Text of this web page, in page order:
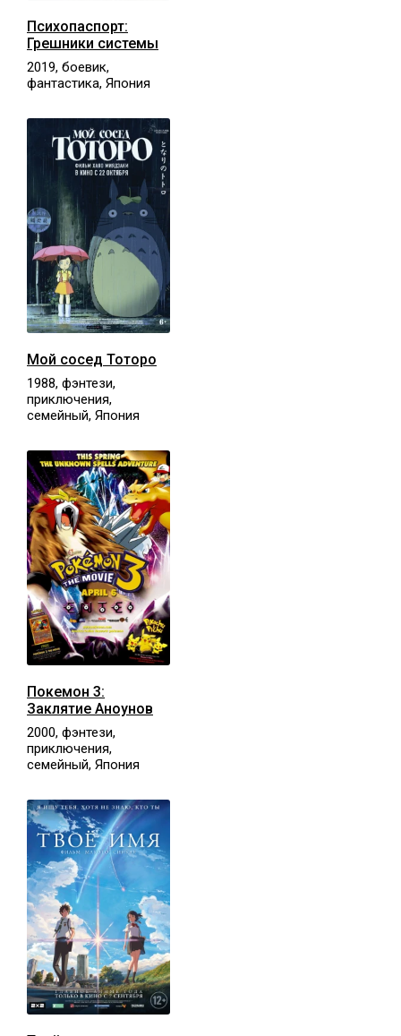
Психопаспорт:
Грешники системы
2019, боевик,
фантастика, Япония
Мой сосед Тоторо
1988, фэнтези,
приключения,
семейный, Япония
Покемон 3:
Заклятие Аноунов
2000, фэнтези,
приключения,
семейный, Япония